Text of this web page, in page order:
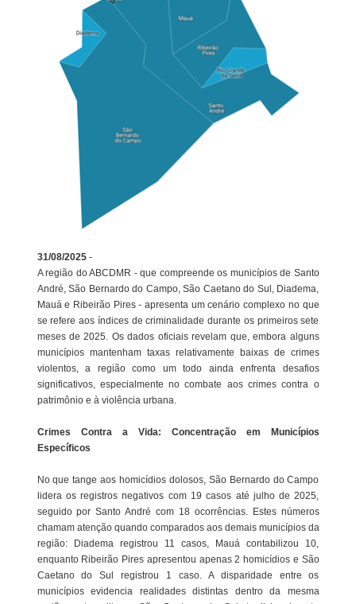
31/08/2025 -
A região do ABCDMR - que compreende os municípios de Santo
André, São Bernardo do Campo, São Caetano do Sul, Diadema,
Mauá e Ribeirão Pires - apresenta um cenário complexo no que
se refere aos índices de criminalidade durante os primeiros sete
meses de 2025. Os dados oficiais revelam que, embora alguns
municípios mantenham taxas relativamente baixas de crimes
violentos, a região como um todo ainda enfrenta desafios
significativos, especialmente no combate aos crimes contra o
patrimônio e à violência urbana.
Crimes Contra a Vida: Concentração em Municípios
Específicos
No que tange aos homicídios dolosos, São Bernardo do Campo
lidera os registros negativos com 19 casos até julho de 2025,
seguido por Santo André com 18 ocorrências. Estes números
chamam atenção quando comparados aos demais municípios da
região: Diadema registrou 11 casos, Mauá contabilizou 10,
enquanto Ribeirão Pires apresentou apenas 2 homicídios e São
Caetano do Sul registrou 1 caso. A disparidade entre os
municípios evidencia realidades distintas dentro da mesma